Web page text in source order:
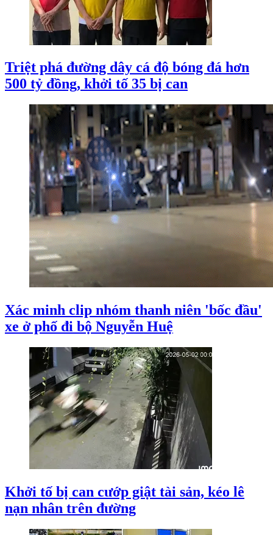
Triệt phá đường dây cá độ bóng đá hơn
500 tỷ đồng, khởi tố 35 bị can
Xác minh clip nhóm thanh niên 'bốc đầu'
xe ở phố đi bộ Nguyễn Huệ
Khởi tố bị can cướp giật tài sản, kéo lê
nạn nhân trên đường